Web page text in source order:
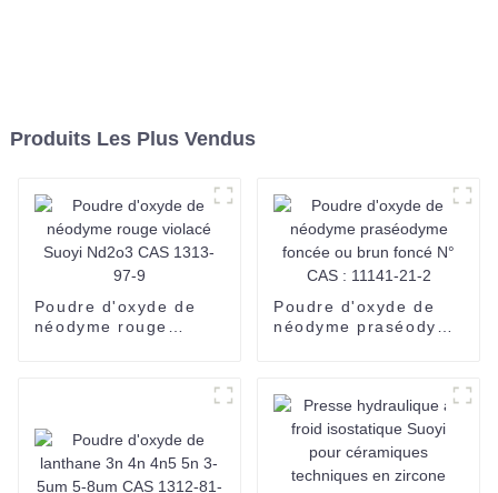
Produits Les Plus Vendus
Poudre d'oxyde de
néodyme rouge
Poudre d'oxyde de
néodyme praséodyme